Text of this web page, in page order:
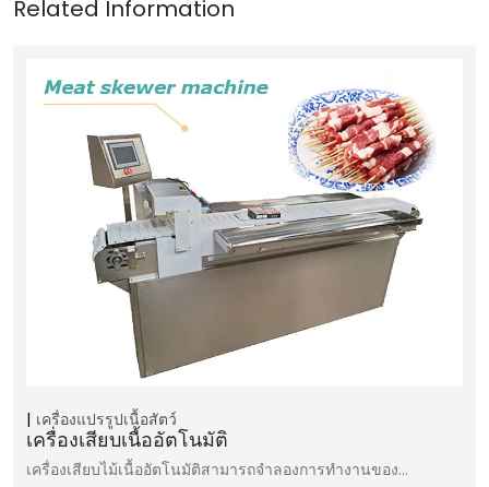
เครื่องแปรรูปเนื้อสัตว์
เครื่องเสียบเนื้ออัตโนมัติ
เครื่องเสียบไม้เนื้ออัตโนมัติสามารถจำลองการทำงานของ…